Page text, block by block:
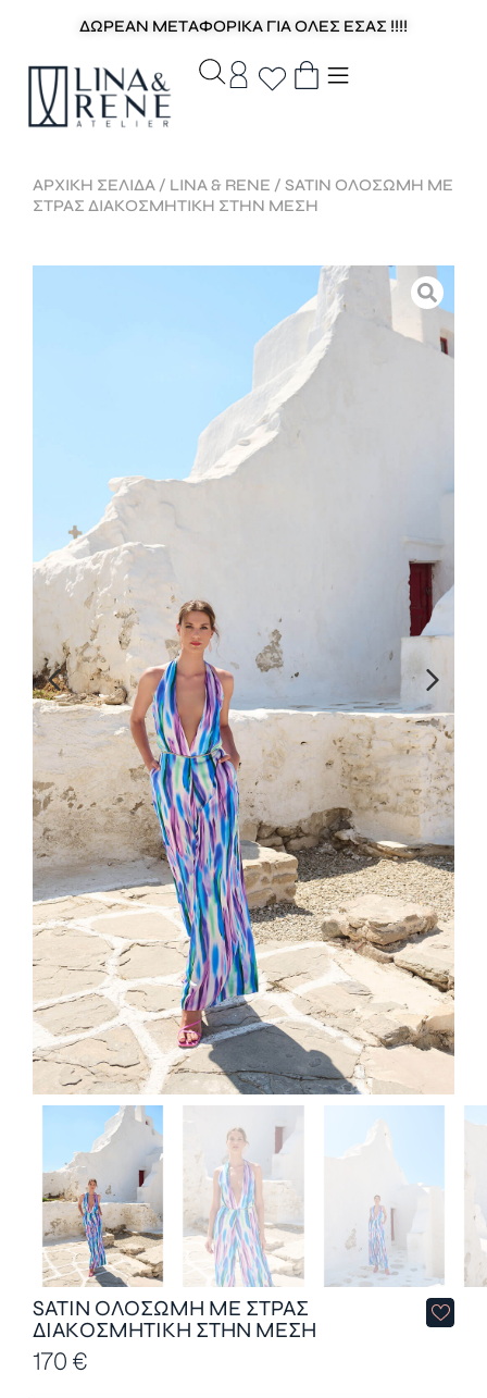
ΔΩΡΕΑΝ ΜΕΤΑΦΟΡΙΚΑ ΓΙΑ ΟΛΕΣ ΕΣΑΣ !!!!
ΑΡΧΙΚΉ ΣΕΛΊΔΑ / LINA & RENE / SATIN ΟΛΟΣΩΜΗ ΜΕ
ΣΤΡΑΣ ΔΙΑΚΟΣΜΗΤΙΚΗ ΣΤΗΝ ΜΕΣΗ
SATIN ΟΛΟΣΩΜΗ ΜΕ ΣΤΡΑΣ
ΔΙΑΚΟΣΜΗΤΙΚΗ ΣΤΗΝ ΜΕΣΗ
170€